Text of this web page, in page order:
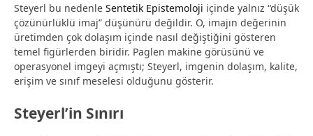
Steyerl bu nedenle Sentetik Epistemoloji içinde yalnız “düşük
çözünürlüklü imaj” düşünürü değildir. O, imajın değerinin
üretimden çok dolaşım içinde nasıl değiştiğini gösteren
temel figürlerden biridir. Paglen makine görüsünü ve
operasyonel imgeyi açmıştı; Steyerl, imgenin dolaşım, kalite,
erişim ve sınıf meselesi olduğunu gösterir.
Steyerl’in Sınırı